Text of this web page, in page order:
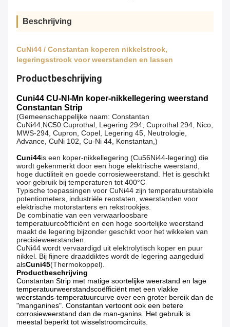
Beschrijving
CuNi44 / Constantan koperen nikkelstrook,
legeringsstrook voor weerstanden en lassen
Productbeschrijving
Cuni44 CU-NI-Mn koper-nikkellegering weerstand
Constantan Strip
(Gemeenschappelijke naam: Constantan
CuNi44,NC50.Cuprothal, Legering 294, Cuprothal 294, Nico,
MWS-294, Cupron, Copel, Legering 45, Neutrologie,
Advance, CuNi 102, Cu-Ni 44, Konstantan,)
Cuni44is een koper-nikkellegering (Cu56Ni44-legering) die
wordt gekenmerkt door een hoge elektrische weerstand,
hoge ductiliteit en goede corrosieweerstand. Het is geschikt
voor gebruik bij temperaturen tot 400°C
Typische toepassingen voor CuNi44 zijn temperatuurstabiele
potentiometers, industriële reostaten, weerstanden voor
elektrische motorstarters en rekstrookjes.
De combinatie van een verwaarloosbare
temperatuurcoëfficiënt en een hoge soortelijke weerstand
maakt de legering bijzonder geschikt voor het wikkelen van
precisieweerstanden.
CuNi44 wordt vervaardigd uit elektrolytisch koper en puur
nikkel. Bij fijnere draaddiktes wordt de legering aangeduid
alsCuni45(Thermokoppel).
Productbeschrijving
Constantan Strip met matige soortelijke weerstand en lage
temperatuurweerstandscoëfficiënt met een vlakke
weerstands-temperatuurcurve over een groter bereik dan de
"manganines". Constantan vertoont ook een betere
corrosieweerstand dan de man-ganins. Het gebruik is
meestal beperkt tot wisselstroomcircuits.